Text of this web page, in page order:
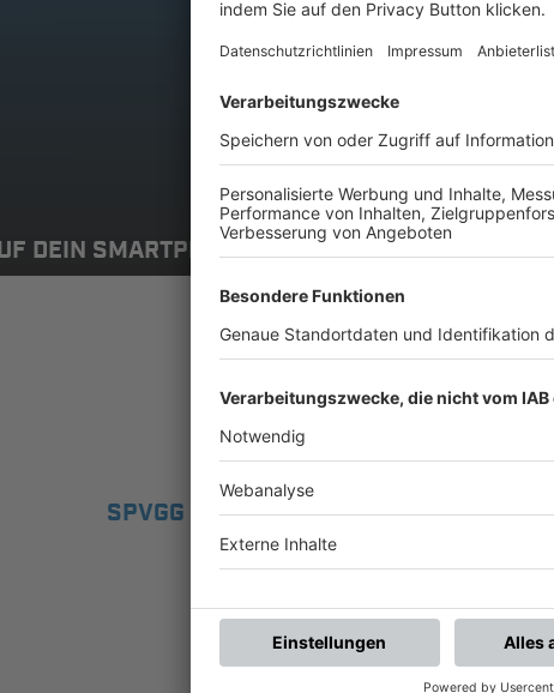
DEIN SMARTPHONE: ABONNIERE DEN BFV-
SPVGG HÖSBACH-BAHNHOF